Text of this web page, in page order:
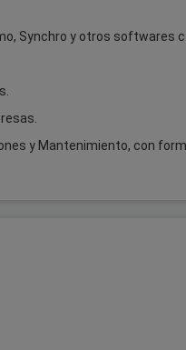
Synchro y otros softwares
y Mantenimiento, con